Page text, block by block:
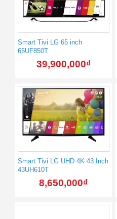
Smart Tivi LG 65 inch
65UF850T
39,900,000₫
Smart Tivi LG UHD 4K 43 Inch
43UH610T
8,650,000₫